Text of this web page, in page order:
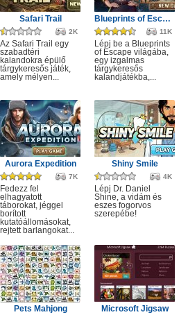
Safari Trail
2K
Az Safari Trail egy
szabadtéri
kalandokra épülő
tárgykeresős játék,
amely mélyen...
Blueprints of Escape
11K
Lépj be a Blueprints
of Escape világába,
egy izgalmas
tárgykeresős
kalandjátékba,...
Aurora Expedition
7K
Fedezz fel
elhagyatott
táborokat, jéggel
borított
kutatóállomásokat,
rejtett barlangokat...
Shiny Smile
4K
Lépj Dr. Daniel
Shine, a vidám és
eszes fogorvos
szerepébe!
Pets Mahjong Microsoft Jigsaw